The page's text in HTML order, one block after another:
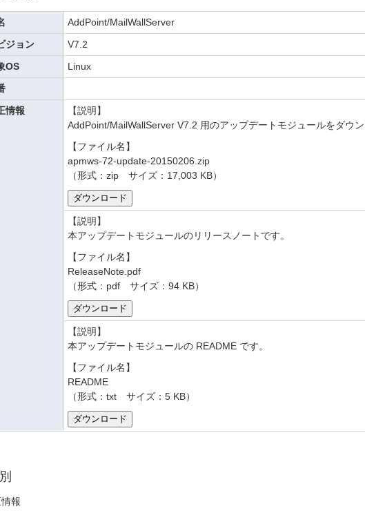
AddPoint/MailWallServer
ジョン
V7.2
OS
Linux
情報
【説明】
AddPoint/MailWallServer V7.2 用のアップデートモジュールをダウン
【ファイル名】
apmws-72-update-20150206.zip
（形式：zip サイズ：17,003 KB）
【説明】
本アップデートモジュールのリリースノートです。
【ファイル名】
ReleaseNote.pdf
（形式：pdf サイズ：94 KB）
【説明】
本アップデートモジュールの README です。
【ファイル名】
README
（形式：txt サイズ：5 KB）
報